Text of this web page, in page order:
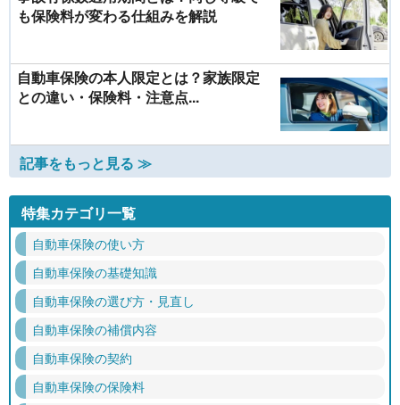
も保険料が変わる仕組みを解説
自動車保険の本人限定とは？家族限定
との違い・保険料・注意点...
記事をもっと見る ≫
特集カテゴリ一覧
自動車保険の使い方
自動車保険の基礎知識
自動車保険の選び方・見直し
自動車保険の補償内容
自動車保険の契約
自動車保険の保険料